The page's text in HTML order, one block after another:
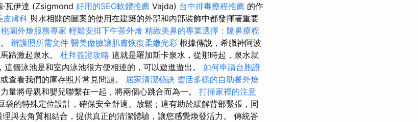
·瓦伊達 (Zsigmond 好用的SEO軟體推薦 Vajda) 台中排毒療程推薦 的作
皮膚科 與水相關的圖案的使用在建築的外部和內部裝飾中都發揮著重要
桃園外燴服務專家 輕鬆安排下午茶外燴 精緻美鼻的專業選擇：隆鼻療程
辦護照所需文件 醫美做臉讓肌膚恢復柔嫩光彩 根據傳說，希臘神阿波
蹄激起泉水。 杜拜簽證攻略 這就是羅加斯卡泉水，從那時起，泉水就
個泳池是和室內泳池很方便相連的，可以遊進遊出。 如何申請台胞證
查看我們的庫存照片常見問題。 居家清潔秘訣 靈活多樣的自助餐外燴
量將母親和嬰兒聯繫在一起，將兩個心跳合而為一。 打掃家裡的注意
袋的特殊定位設計，確保安全舒適、放鬆；這有助於緩解背部緊張，同
理與去角質相結合，提供真正的清潔體驗，讓您感覺煥發活力。 傳統峇